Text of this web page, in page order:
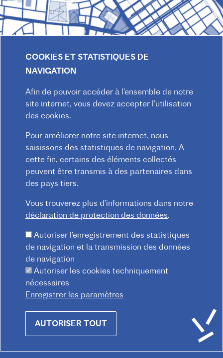
© 2026 Institut français d'Autriche-Vienne
Mentions légales
Confidentialité
Règlement intérieur
Contact CGV
Praterstraße 38, 1020 Wien
Tel. :(+43) (01) - 90 90 89 90
COOKIES ET STATISTIQUES DE
NAVIGATION
Afin de pouvoir accéder à l’ensemble de notre
site internet, vous devez accepter l’utilisation
des cookies.
Pour améliorer notre site internet, nous
saisissons des statistiques de navigation. A
cette fin, certains des éléments collectés
peuvent être transmis à des partenaires dans
des pays tiers.
Vous trouverez plus d’informations dans notre
déclaration de protection des données.
Autoriser l’enregistrement des statistiques
de navigation et la transmission des données
de navigation
Autoriser les cookies techniquement
nécessaires
Enregistrer les paramètres
AUTORISER TOUT